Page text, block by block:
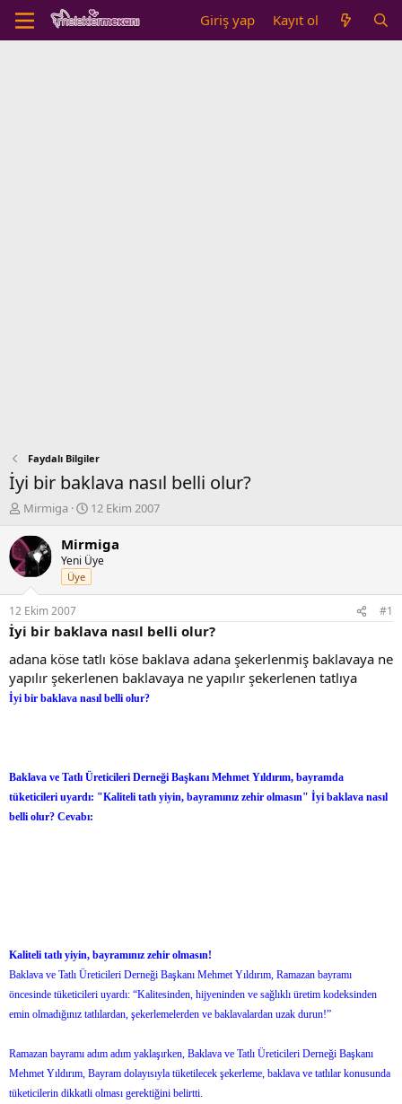
Giriş yap Kayıt ol
Faydalı Bilgiler
İyi bir baklava nasıl belli olur?
K
n
b
u
y
u
b
a
ş
l
a
t
Mirmiga
B
ş
l
a
n
ı
ç
a
r
i
12 Ekim 2007
Mirmiga
Yeni Üye
Üye
12 Ekim 2007 #1
İyi bir baklava nasıl belli olur?
adana köse tatlı köse baklava adana şekerlenmiş baklavaya ne
yapılır şekerlenen baklavaya ne yapılır şekerlenen tatlıya
İyi bir baklava nasıl belli olur?
Baklava ve Tatlı Üreticileri Derneği Başkanı Mehmet Yıldırım, bayramda
tüketicileri uyardı: "Kaliteli tatlı yiyin, bayramınız zehir olmasın" İyi baklava nasıl
belli olur? Cevabı:
Kaliteli tatlı yiyin, bayramınız zehir olmasın!
Baklava ve Tatlı Üreticileri Derneği Başkanı Mehmet Yıldırım, Ramazan bayramı
öncesinde tüketicileri uyardı: “Kalitesinden, hijyeninden ve sağlıklı üretim kodeksinden
emin olmadığınız tatlılardan, şekerlemelerden ve baklavalardan uzak durun!”
Ramazan bayramı adım adım yaklaşırken, Baklava ve Tatlı Üreticileri Derneği Başkanı
Mehmet Yıldırım, Bayram dolayısıyla tüketilecek şekerleme, baklava ve tatlılar konusunda
tüketicilerin dikkatli olması gerektiğini belirtti.